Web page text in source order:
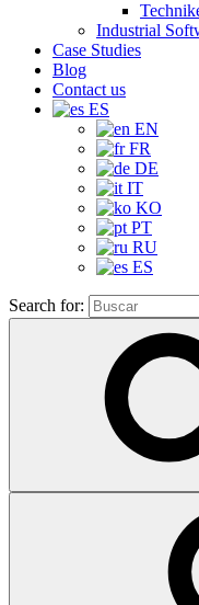
Industrial
Case Studies
Blog
Contact us
ES
EN
FR
DE
IT
KO
PT
RU
ES
Search for: